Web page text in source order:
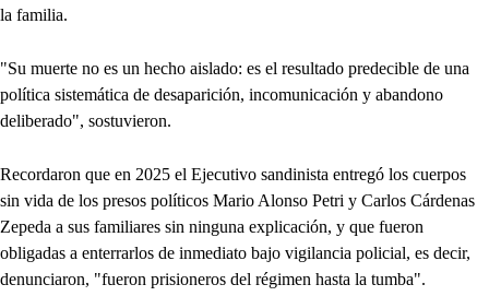
la familia.
"Su muerte no es un hecho aislado: es el resultado predecible de una
política sistemática de desaparición, incomunicación y abandono
deliberado", sostuvieron.
Recordaron que en 2025 el Ejecutivo sandinista entregó los cuerpos
sin vida de los presos políticos Mario Alonso Petri y Carlos Cárdenas
Zepeda a sus familiares sin ninguna explicación, y que fueron
obligadas a enterrarlos de inmediato bajo vigilancia policial, es decir,
denunciaron, "fueron prisioneros del régimen hasta la tumba".